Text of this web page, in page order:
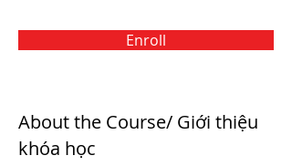
Enroll
About the Course/ Giới thiệu
khóa học